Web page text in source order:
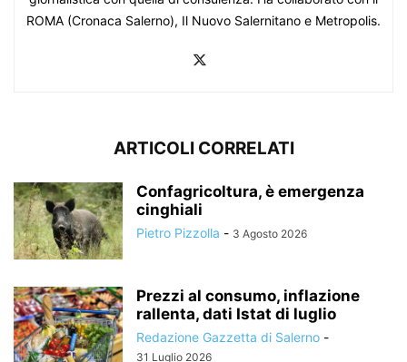
ROMA (Cronaca Salerno), Il Nuovo Salernitano e Metropolis.
ARTICOLI CORRELATI
Confagricoltura, è emergenza
cinghiali
Pietro Pizzolla - 3 Agosto 2026
Prezzi al consumo, inflazione
rallenta, dati Istat di luglio
Redazione Gazzetta di Salerno -
31 Luglio 2026